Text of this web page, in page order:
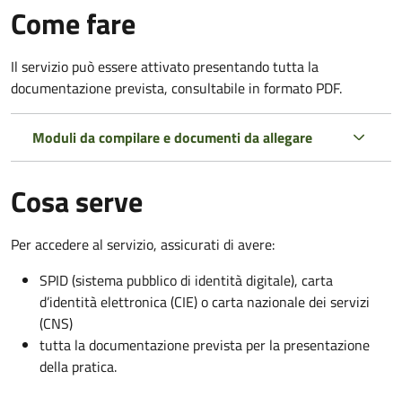
Come fare
Il servizio può essere attivato presentando tutta la
documentazione prevista, consultabile in formato PDF.
Moduli da compilare e documenti da allegare
Cosa serve
Per accedere al servizio, assicurati di avere:
SPID (sistema pubblico di identità digitale), carta
d’identità elettronica (CIE) o carta nazionale dei servizi
(CNS)
tutta la documentazione prevista per la presentazione
della pratica.